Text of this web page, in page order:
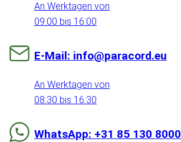
An Werktagen von
09:00 bis 16:00
E-Mail: info@paracord.eu
An Werktagen von
08:30 bis 16:30
WhatsApp: +31 85 130 8000